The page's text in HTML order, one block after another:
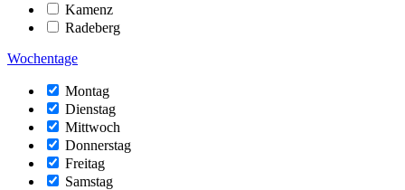
Kamenz
Radeberg
Wochentage
Montag
Dienstag
Mittwoch
Donnerstag
Freitag
Samstag